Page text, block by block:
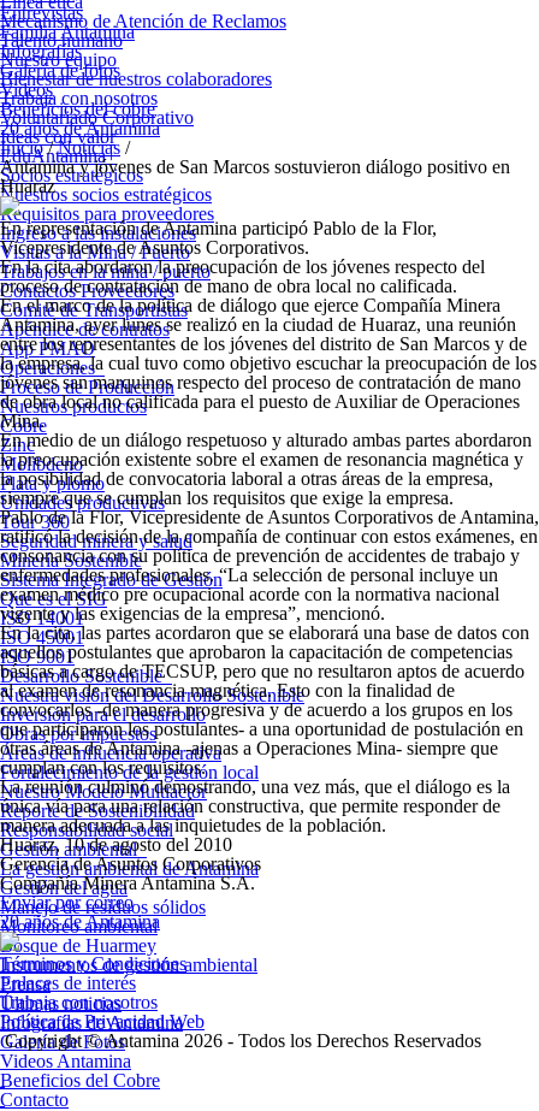
Mecanismo de Atención de Reclamos
Talento humano
Nuestro equipo
Bienestar de nuestros colaboradores
Trabaja con nosotros
Voluntariado Corporativo
Ideas con valor
EduAntamina+
Socios estratégicos
Nuestros socios estratégicos
Requisitos para proveedores
Ingreso a las instalaciones
Visitas a la Mina / Puerto
Trabajos en la mina / puerto
Contactos Proveedores
Comité de Transportistas
Apéndice de contratos
App PMAO
Operaciones
Proceso de Producción
Nuestros productos
Cobre
Zinc
Molibdeno
Plata y plomo
Unidades productivas
Tour 360
Seguridad minera y salud
Minería Sostenible
Sistema Integrado de Gestión
Qué es el SIG
ISO 14001
ISO 45001
ISO 9001
Desarrollo Sostenible
Nuestra visión del Desarrollo Sostenible
Inversión para el desarrollo
Obras por impuestos
Áreas de influencia operativa
Fortalecimiento de la gestión local
Nuestro Modelo Multiactor
Reporte de Sostenibilidad
Responsabilidad social
Gestión ambiental
La gestión ambiental de Antamina
Gestión del agua
Manejo de residuos sólidos
Monitoreo ambiental
Bosque de Huarmey
Instrumentos de gestión ambiental
Prensa
Últimas noticias
Infografías de Antamina
Galería de Fotos
Videos Antamina
Beneficios del Cobre
Contacto
Entrevistas
Familia Antamina
Infografías
Galería de fotos
Videos
Beneficios del cobre
20 años de Antamina
Inicio/Noticias /
Antamina y jóvenes de San Marcos sostuvieron diálogo positivo en
Huaraz
En representación de Antamina participó Pablo de la Flor,
Vicepresidente de Asuntos Corporativos.
En la cita abordaron la preocupación de los jóvenes respecto del
proceso de contratación de mano de obra local no calificada.
En el marco de la política de diálogo que ejerce Compañía Minera
Antamina, ayer lunes se realizó en la ciudad de Huaraz, una reunión
entre los representantes de los jóvenes del distrito de San Marcos y de
la empresa, la cual tuvo como objetivo escuchar la preocupación de los
jóvenes san marquinos respecto del proceso de contratación de mano
de obra local no calificada para el puesto de Auxiliar de Operaciones
Mina.
En medio de un diálogo respetuoso y alturado ambas partes abordaron
la preocupación existente sobre el examen de resonancia magnética y
la posibilidad de convocatoria laboral a otras áreas de la empresa,
siempre que se cumplan los requisitos que exige la empresa.
Pablo de la Flor, Vicepresidente de Asuntos Corporativos de Antamina,
ratificó la decisión de la compañía de continuar con estos exámenes, en
consonancia con su política de prevención de accidentes de trabajo y
enfermedades profesionales. “La selección de personal incluye un
examen médico pre ocupacional acorde con la normativa nacional
vigente y las exigencias de la empresa”, mencionó.
En la cita, las partes acordaron que se elaborará una base de datos con
aquellos postulantes que aprobaron la capacitación de competencias
básicas a cargo de TECSUP, pero que no resultaron aptos de acuerdo
al examen de resonancia magnética. Esto con la finalidad de
convocarlos -de manera progresiva y de acuerdo a los grupos en los
que participaron los postulantes- a una oportunidad de postulación en
otras áreas de Antamina -ajenas a Operaciones Mina- siempre que
cumplan con los requisitos.
La reunión culminó demostrando, una vez más, que el diálogo es la
única vía para una relación constructiva, que permite responder de
manera adecuada a las inquietudes de la población.
Huaraz, 10 de agosto del 2010
Gerencia de Asuntos Corporativos
Compañía Minera Antamina S.A.
Enviar por correo
20 años de Antamina
Términos y Condiciones
Enlaces de interés
Trabaja con nosotros
Política de Privacidad Web
Copyright © Antamina 2026 - Todos los Derechos Reservados